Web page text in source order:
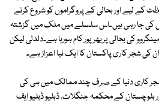
لیے اور بحالی کے پروگراموں کو شروع کرنے
کی جا رہی ہیں۔اس سلسلے میں ملک میں گزشتہ
کی بحالی پربھرپور کام ہورہا ہے۔دلدلی لیکن
شجر کاری پاکستان کا ایک نیا اعزاز ہے۔
کاری دنیا کے صرف چند ممالک میں ہی کی
کے محکمہ جنگلات، ڈبلیو ڈبلیو ایف